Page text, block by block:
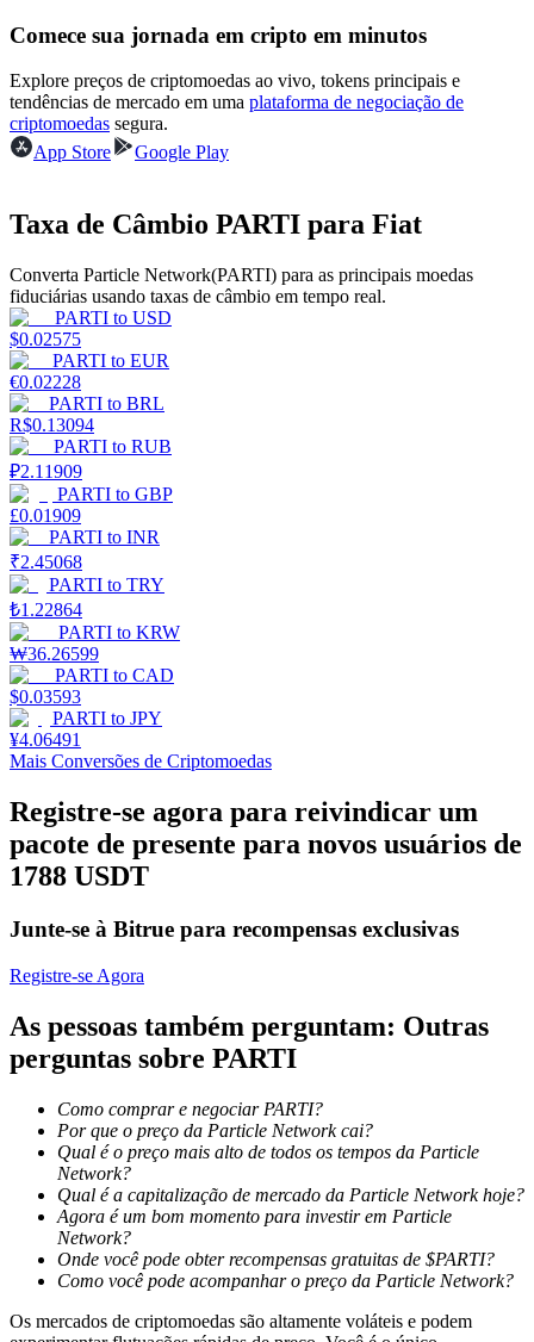
Porquinho poderoso
Ganhe recompensas competitivas diariamente
Estacamento
Altos retornos e acesso instantâneo
Launchpool
Staking flexível para ganhar tokens populares.
Bloqueios de BTR
Investimentos exclusivos para titulares de BTR
Empréstimos
Serviço de empréstimo apoiado por criptografia
Comece sua jornada em cripto em minutos
Explore preços de criptomoedas ao vivo, tokens principais e
tendências de mercado em uma plataforma de negociação de
criptomoedas segura.
App Store
Google Play
Taxa de Câmbio PARTI para Fiat
Converta Particle Network(PARTI) para as principais moedas
fiduciárias usando taxas de câmbio em tempo real.
PARTI to USD
$0.02575
PARTI to EUR
€0.02228
PARTI to BRL
R$0.13094
PARTI to RUB
₽2.11909
PARTI to GBP
£0.01909
PARTI to INR
₹2.45068
PARTI to TRY
₺1.22864
PARTI to KRW
₩36.26599
PARTI to CAD
$0.03593
PARTI to JPY
¥4.06491
Mais Conversões de Criptomoedas
Registre-se agora para reivindicar um
pacote de presente para novos usuários de
1788 USDT
Junte-se à Bitrue para recompensas exclusivas
Registre-se Agora
As pessoas também perguntam: Outras
perguntas sobre PARTI
Como comprar e negociar PARTI?
Por que o preço da Particle Network cai?
Qual é o preço mais alto de todos os tempos da Particle
Network?
Qual é a capitalização de mercado da Particle Network hoje?
Agora é um bom momento para investir em Particle
Network?
Onde você pode obter recompensas gratuitas de $PARTI?
Como você pode acompanhar o preço da Particle Network?
Os mercados de criptomoedas são altamente voláteis e podem